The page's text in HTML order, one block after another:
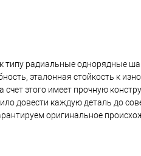
типу радиальные однорядные
эталонная стойкость к
счет этого имеет прочную
довести каждую деталь до
оригинальное